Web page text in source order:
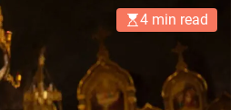
4 min read